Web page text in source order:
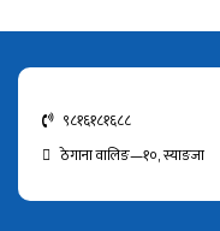
९८१६१८१६८८
ठेगाना वालिङ—१०, स्याङजा